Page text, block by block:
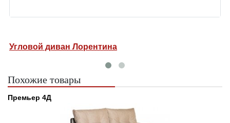
Угловой диван Лорентина
Похожие товары
Премьер 4Д